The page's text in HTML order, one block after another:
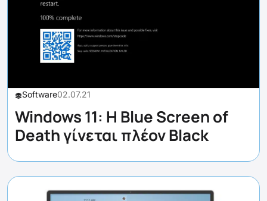
Software02.07.21
Windows 11: Η Blue Screen of
Death γίνεται πλέον Black